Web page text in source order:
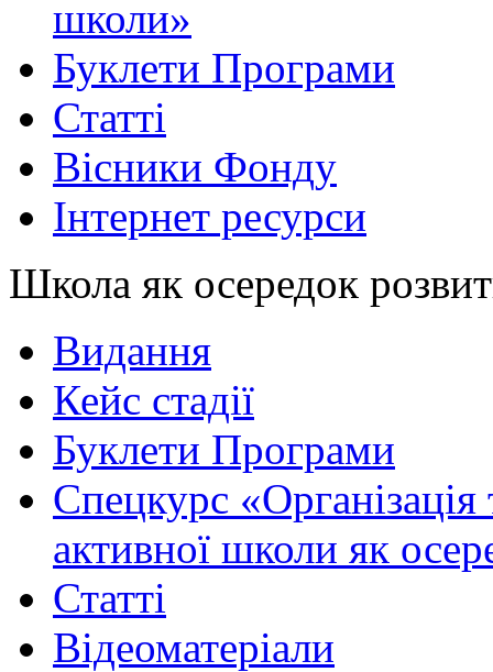
школи»
Буклети Програми
Статті
Вісники Фонду
Інтернет ресурси
Школа як осередок
Видання
Кейс стадії
Буклети Програми
Спецкурс
активної школи як
Статті
Відеоматеріали